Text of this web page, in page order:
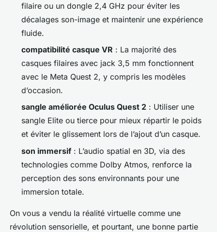
filaire ou un dongle 2,4 GHz pour éviter les
décalages son-image et maintenir une expérience
fluide.
compatibilité casque VR : La majorité des
casques filaires avec jack 3,5 mm fonctionnent
avec le Meta Quest 2, y compris les modèles
d’occasion.
sangle améliorée Oculus Quest 2 : Utiliser une
sangle Elite ou tierce pour mieux répartir le poids
et éviter le glissement lors de l’ajout d’un casque.
son immersif : L’audio spatial en 3D, via des
technologies comme Dolby Atmos, renforce la
perception des sons environnants pour une
immersion totale.
On vous a vendu la réalité virtuelle comme une
révolution sensorielle, et pourtant, une bonne partie